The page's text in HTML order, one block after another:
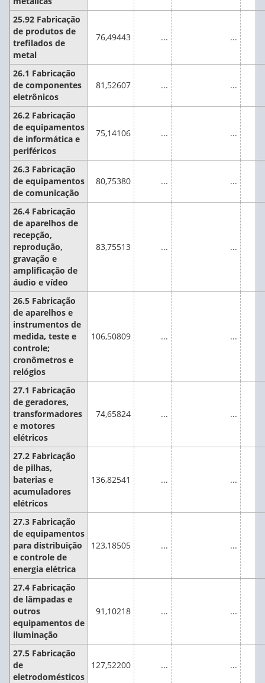
25.92 Fabricação
de produtos de
trefilados de
metal
76,49443 ... ...
26.1 Fabricação
de componentes
eletrônicos
81,52607 ... ...
26.2 Fabricação
de equipamentos
de informática e
periféricos
75,14106 ... ...
26.3 Fabricação
de equipamentos
de comunicação
80,75380 ... ...
26.4 Fabricação
de aparelhos de
recepção,
reprodução,
gravação e
amplificação de
áudio e vídeo
83,75513 ... ...
26.5 Fabricação
de aparelhos e
instrumentos de
medida, teste e
controle;
cronômetros e
relógios
106,50809 ... ...
27.1 Fabricação
de geradores,
transformadores
e motores
elétricos
74,65824 ... ...
27.2 Fabricação
de pilhas,
baterias e
acumuladores
elétricos
136,82541 ... ...
27.3 Fabricação
de equipamentos
para distribuição
e controle de
energia elétrica
123,18505 ... ...
27.4 Fabricação
de lâmpadas e
outros
equipamentos de
iluminação
91,10218 ... ...
27.5 Fabricação
de
eletrodomésticos
127,52200 ... ...